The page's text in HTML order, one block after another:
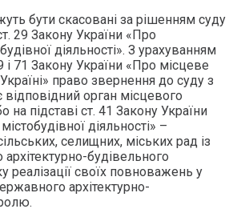
бути скасовані за рішенням суду
29 Закону України «Про
діяльності». З урахуванням
і 71 Закону України «Про місцеве
право звернення до суду з
орган місцевого
на підставі ст. 41 Закону України
діяльності» –
селищних, міських рад із
будівельного
реалізації своїх повноважень у
архітектурно-